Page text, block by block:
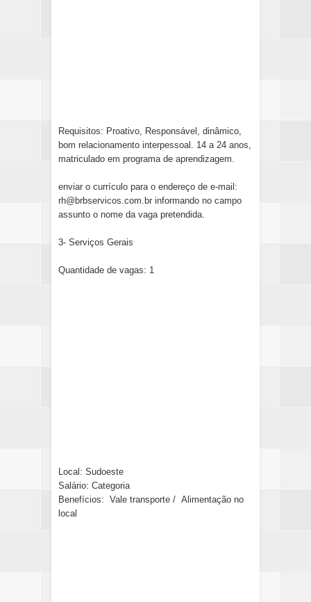
Requisitos: Proativo, Responsável, dinâmico,
bom relacionamento interpessoal. 14 a 24 anos,
matriculado em programa de aprendizagem.
enviar o currículo para o endereço de e-mail:
rh@brbservicos.com.br informando no campo
assunto o nome da vaga pretendida.
3- Serviços Gerais
Quantidade de vagas: 1
Local: Sudoeste
Salário: Categoria
Benefícios: Vale transporte / Alimentação no
local